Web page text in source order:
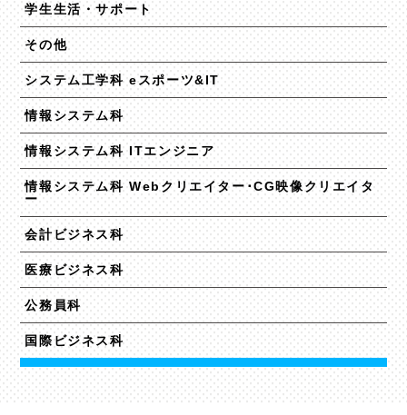
学生生活・サポート
その他
システム工学科 eスポーツ&IT
情報システム科
情報システム科 ITエンジニア
情報システム科 Webクリエイター･CG映像クリエイタ
ー
会計ビジネス科
医療ビジネス科
公務員科
国際ビジネス科